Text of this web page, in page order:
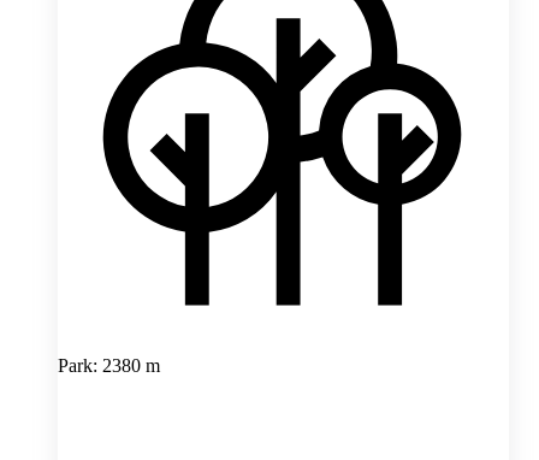
Park: 2380 m